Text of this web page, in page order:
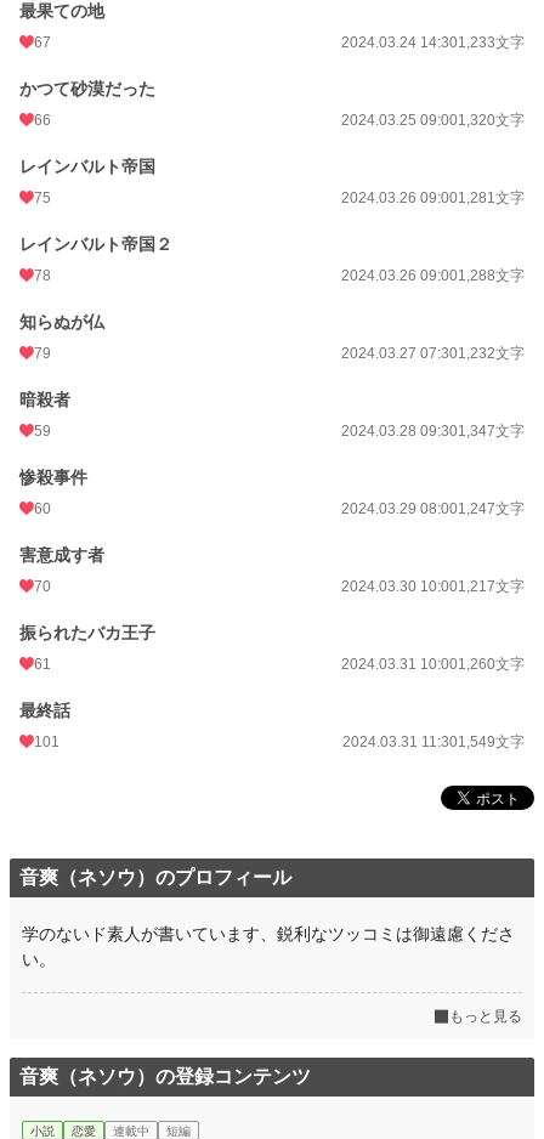
最果ての地
67 2024.03.24 14:301,233文字
かつて砂漠だった
66 2024.03.25 09:001,320文字
レインバルト帝国
75 2024.03.26 09:001,281文字
レインバルト帝国２
78 2024.03.26 09:001,288文字
知らぬが仏
79 2024.03.27 07:301,232文字
暗殺者
59 2024.03.28 09:301,347文字
惨殺事件
60 2024.03.29 08:001,247文字
害意成す者
70 2024.03.30 10:001,217文字
振られたバカ王子
61 2024.03.31 10:001,260文字
最終話
101 2024.03.31 11:301,549文字
音爽（ネソウ）のプロフィール
学のないド素人が書いています、鋭利なツッコミは御遠慮くださ
い。
もっと見る
音爽（ネソウ）の登録コンテンツ
小説 恋愛 連載中 短編